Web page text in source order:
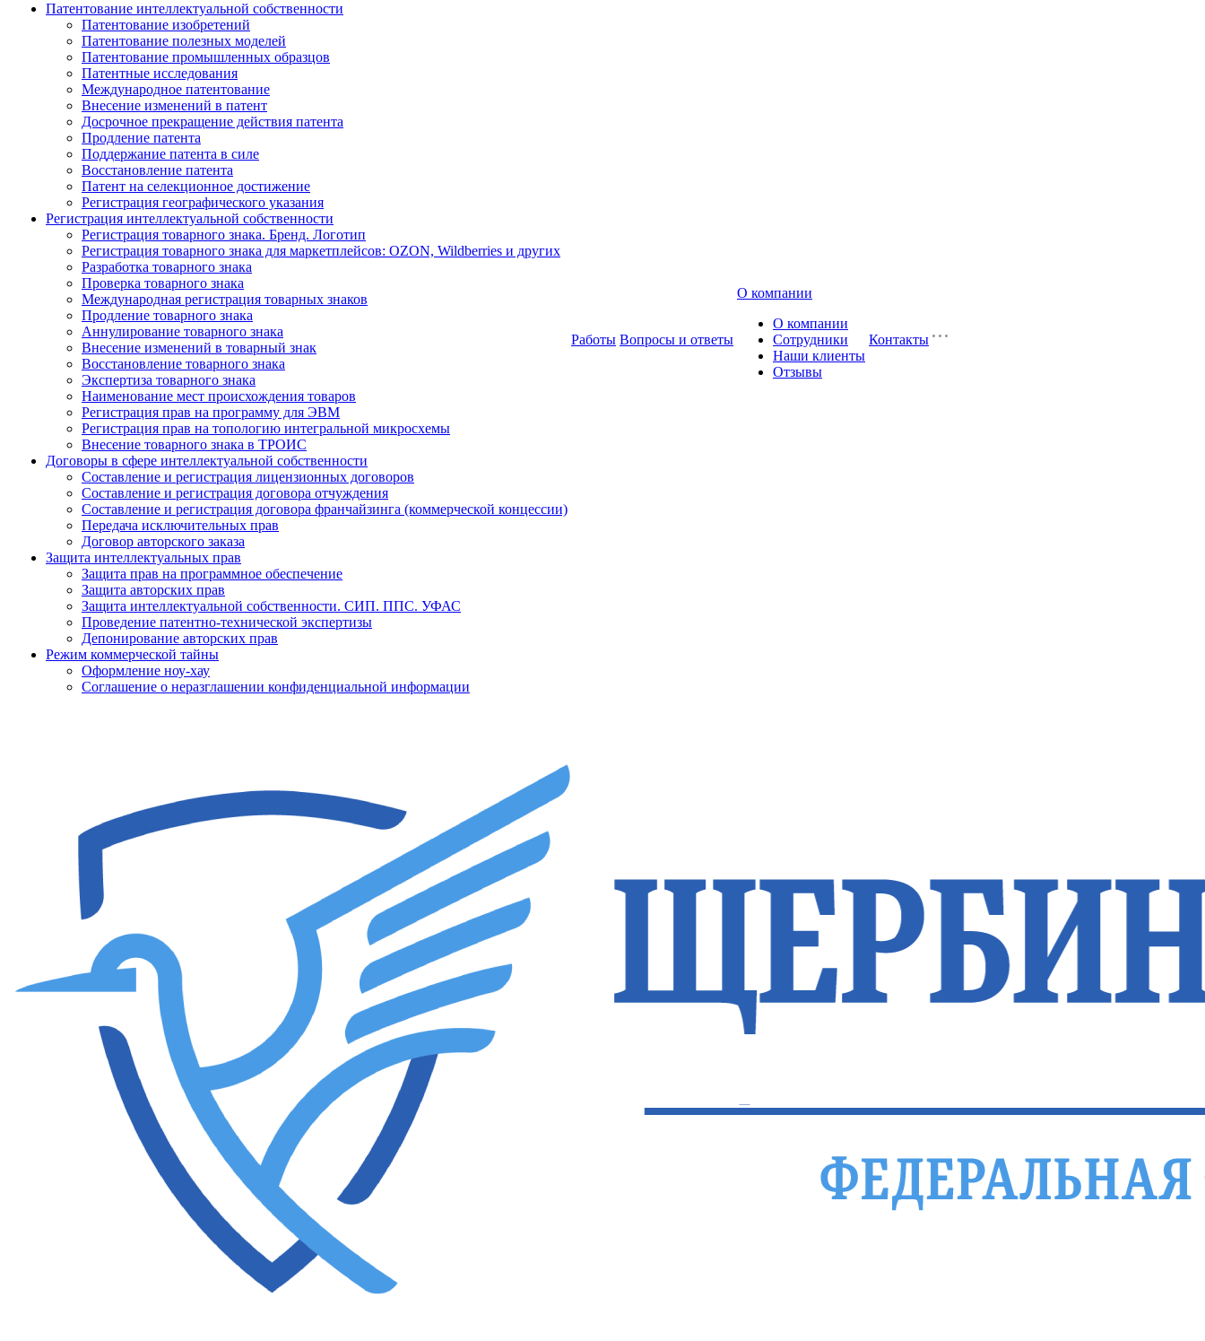
Патентование интеллектуальной собственности
Патентование изобретений
Патентование полезных моделей
Патентование промышленных образцов
Патентные исследования
Международное патентование
Внесение изменений в патент
Досрочное прекращение действия патента
Продление патента
Поддержание патента в силе
Восстановление патента
Патент на селекционное достижение
Регистрация географического указания
Регистрация интеллектуальной собственности
Регистрация товарного знака. Бренд. Логотип
Регистрация товарного знака для маркетплейсов: OZON, Wildberries и других
Разработка товарного знака
Проверка товарного знака
Международная регистрация товарных знаков
Продление товарного знака
Аннулирование товарного знака
Внесение изменений в товарный знак
Восстановление товарного знака
Экспертиза товарного знака
Наименование мест происхождения товаров
Регистрация прав на программу для ЭВМ
Регистрация прав на топологию интегральной микросхемы
Внесение товарного знака в ТРОИС
Договоры в сфере интеллектуальной собственности
Составление и регистрация лицензионных договоров
Составление и регистрация договора отчуждения
Составление и регистрация договора франчайзинга (коммерческой концессии)
Передача исключительных прав
Договор авторского заказа
Защита интеллектуальных прав
Защита прав на программное обеспечение
Защита авторских прав
Защита интеллектуальной собственности. СИП. ППС. УФАС
Проведение патентно-технической экспертизы
Депонирование авторских прав
Режим коммерческой тайны
Оформление ноу-хау
Соглашение о неразглашении конфиденциальной информации
Работы Вопросы и ответы
О компании
О компании
Сотрудники
Наши клиенты
Отзывы
Контакты